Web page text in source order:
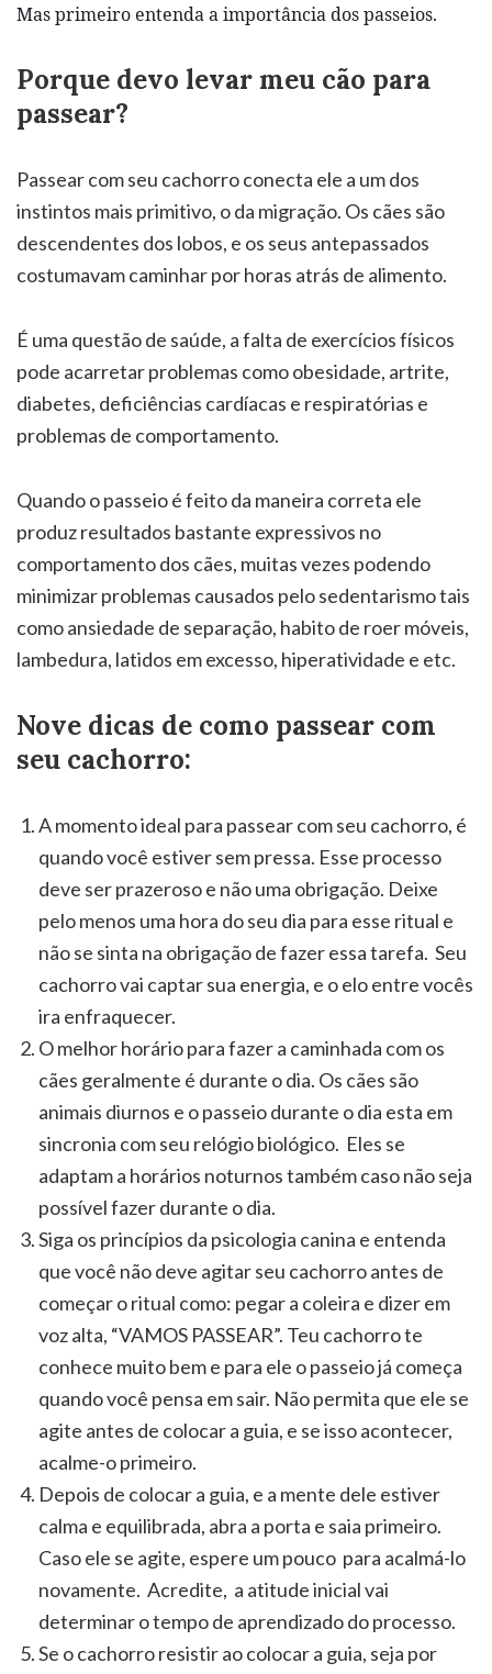
Mas primeiro entenda a importância dos passeios.
Porque devo levar meu cão para
passear?
Passear com seu cachorro conecta ele a um dos
instintos mais primitivo, o da migração. Os cães são
descendentes dos lobos, e os seus antepassados
costumavam caminhar por horas atrás de alimento.
É uma questão de saúde, a falta de exercícios físicos
pode acarretar problemas como obesidade, artrite,
diabetes, deficiências cardíacas e respiratórias e
problemas de comportamento.
Quando o passeio é feito da maneira correta ele
produz resultados bastante expressivos no
comportamento dos cães, muitas vezes podendo
minimizar problemas causados pelo sedentarismo tais
como ansiedade de separação, habito de roer móveis,
lambedura, latidos em excesso, hiperatividade e etc.
Nove dicas de como passear com
seu cachorro:
A momento ideal para passear com seu cachorro, é
quando você estiver sem pressa. Esse processo
deve ser prazeroso e não uma obrigação. Deixe
pelo menos uma hora do seu dia para esse ritual e
não se sinta na obrigação de fazer essa tarefa. Seu
cachorro vai captar sua energia, e o elo entre vocês
ira enfraquecer.
O melhor horário para fazer a caminhada com os
cães geralmente é durante o dia. Os cães são
animais diurnos e o passeio durante o dia esta em
sincronia com seu relógio biológico. Eles se
adaptam a horários noturnos também caso não seja
possível fazer durante o dia.
Siga os princípios da psicologia canina e entenda
que você não deve agitar seu cachorro antes de
começar o ritual como: pegar a coleira e dizer em
voz alta, “VAMOS PASSEAR”. Teu cachorro te
conhece muito bem e para ele o passeio já começa
quando você pensa em sair. Não permita que ele se
agite antes de colocar a guia, e se isso acontecer,
acalme-o primeiro.
Depois de colocar a guia, e a mente dele estiver
calma e equilibrada, abra a porta e saia primeiro.
Caso ele se agite, espere um pouco para acalmá-lo
novamente. Acredite, a atitude inicial vai
determinar o tempo de aprendizado do processo.
Se o cachorro resistir ao colocar a guia, seja por